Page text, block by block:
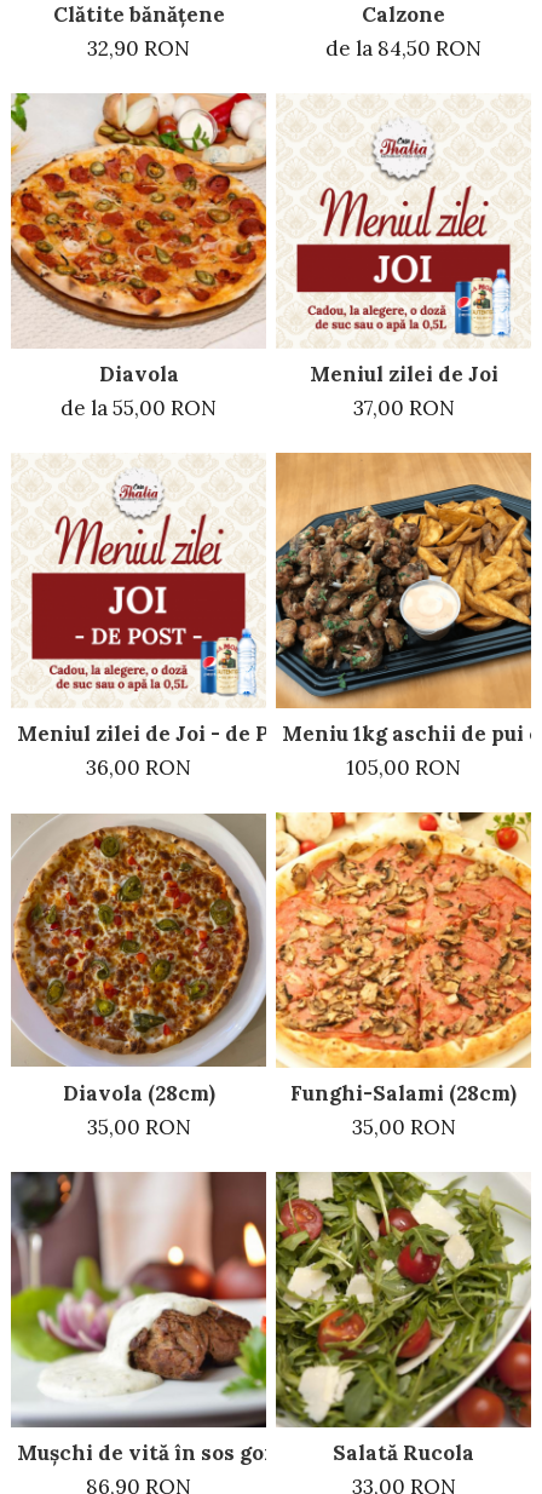
Clătite bănățene
32,90 RON
Calzone
de la 84,50 RON
Diavola
de la 55,00 RON
Meniul zilei de Joi
37,00 RON
Meniul zilei de Joi - de Post
36,00 RON
Meniu 1kg aschii de pui
105,00 RON
Diavola (28cm)
35,00 RON
Funghi-Salami (28cm)
35,00 RON
Mușchi de vită în sos gorgonzola
86,90 RON
Salată Rucola
33,00 RON